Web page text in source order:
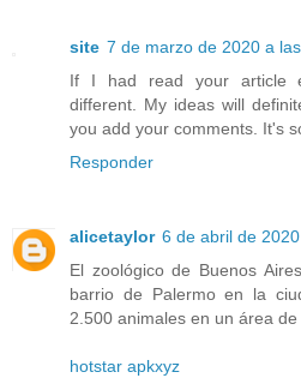
site 7 de marzo de 2020 a
If I had read your article
different. My ideas will
you add your comments. It's
Responder
alicetaylor 6 de abril de
El zoológico de Buenos
barrio de Palermo en la
2.500 animales en un área
hotstar apkxyz